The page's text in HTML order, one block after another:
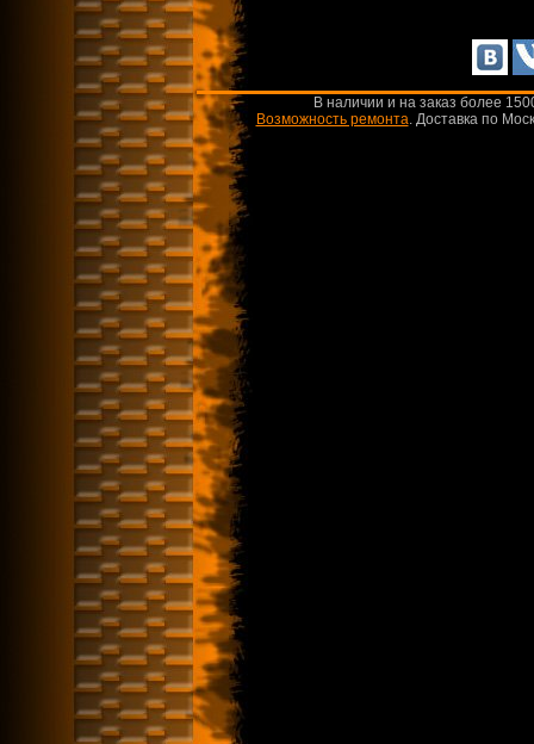
В наличии и на заказ более
Возможность ремонта.Доставка по